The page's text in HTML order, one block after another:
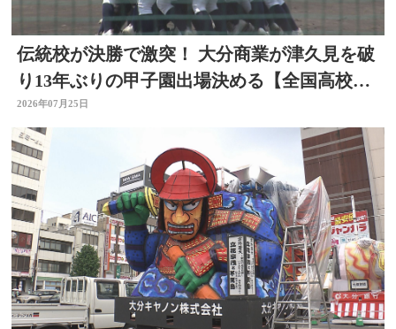
伝統校が決勝で激突！ 大分商業が津久見を破
り13年ぶりの甲子園出場決める【全国高校野
球大分大会】
2026年07月25日